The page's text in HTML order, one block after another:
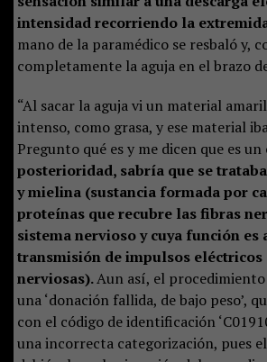
intensidad recorriendo la
mano de la paramédico se resbaló y,
completamente la aguja en el brazo
“Al sacar la aguja vi un material
intenso, como grasa, y ese material
Pregunto qué es y me dicen que es un
posterioridad, sabría que se
y mielina (sustancia formada por
proteínas que recubre las fibras
sistema nervioso y cuya función es
transmisión de impulsos
nerviosas).Aun así, el
una ‘donación fallida, de bajo peso’,
con el código de identificación
una incorrecta categorización, pues